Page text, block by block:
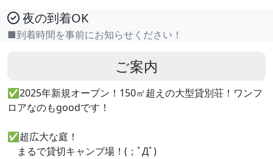
夜の到着OK
■到着時間を事前にお知らせください！
ご案内
✅2025年新規オープン！150㎡超えの大型貸別荘！ワンフ
ロアなのもgoodです！
✅超広大な庭！
まるで貸切キャンプ場！(；ﾟДﾟ)